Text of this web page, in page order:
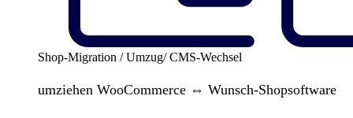
Shop-Migration / Umzug/ CMS-Wechsel
umziehen WooCommerce ⇔ Wunsch-Shopsoftware